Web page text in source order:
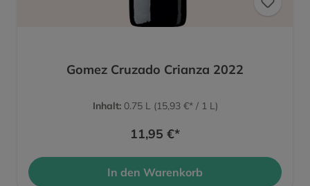
Gomez Cruzado Crianza 2022
Inhalt: 0.75 L (15,93 €* / 1 L)
11,95 €*
In den Warenkorb